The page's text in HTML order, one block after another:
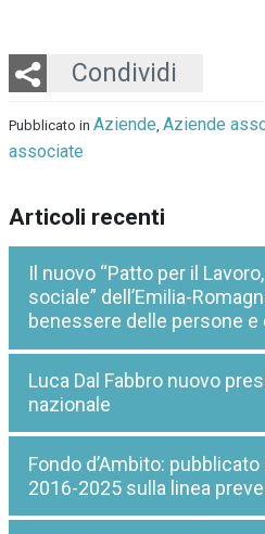
Condividi
Twitter
LinkedIn
Email
Whatsapp
Pubblicato in Aziende Aziende
associate
Articoli recenti
Il nuovo “Patto per il
sociale” dell’Emilia-
benessere delle persone
Luca Dal Fabbro nuovo
nazionale
Fondo d’Ambito:
2016-2025 sulla linea